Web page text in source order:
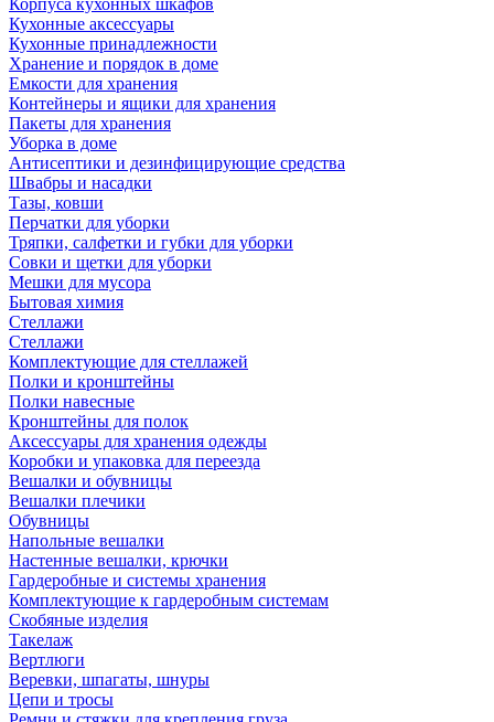
Корпуса кухонных шкафов
Кухонные аксессуары
Кухонные принадлежности
Хранение и порядок в доме
Емкости для хранения
Контейнеры и ящики для хранения
Пакеты для хранения
Уборка в доме
Антисептики и дезинфицирующие средства
Швабры и насадки
Тазы, ковши
Перчатки для уборки
Тряпки, салфетки и губки для уборки
Совки и щетки для уборки
Мешки для мусора
Бытовая химия
Стеллажи
Стеллажи
Комплектующие для стеллажей
Полки и кронштейны
Полки навесные
Кронштейны для полок
Аксессуары для хранения одежды
Коробки и упаковка для переезда
Вешалки и обувницы
Вешалки плечики
Обувницы
Напольные вешалки
Настенные вешалки, крючки
Гардеробные и системы хранения
Комплектующие к гардеробным системам
Скобяные изделия
Такелаж
Вертлюги
Веревки, шпагаты, шнуры
Цепи и тросы